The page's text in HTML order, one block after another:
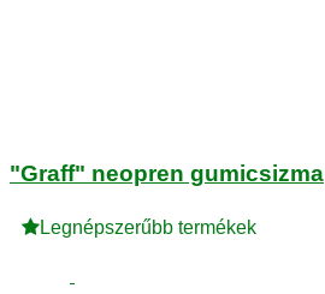
"Graff" neopren gumicsizma
Legnépszerűbb termékek